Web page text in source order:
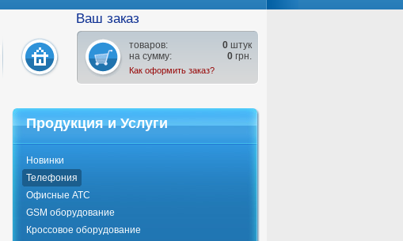
Ваш заказ
товаров: 0 штук
на сумму:
0 грн.
Как оформить заказ?
Продукция и Услуги
Новинки
Телефония
Офисные АТС
GSM оборудование
Кроссовое оборудование